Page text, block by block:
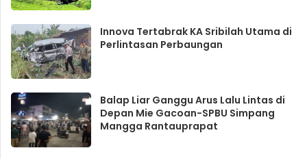
Innova Tertabrak KA Sribilah Utama di
Perlintasan Perbaungan
Balap Liar Ganggu Arus Lalu Lintas di
Depan Mie Gacoan-SPBU Simpang
Mangga Rantauprapat